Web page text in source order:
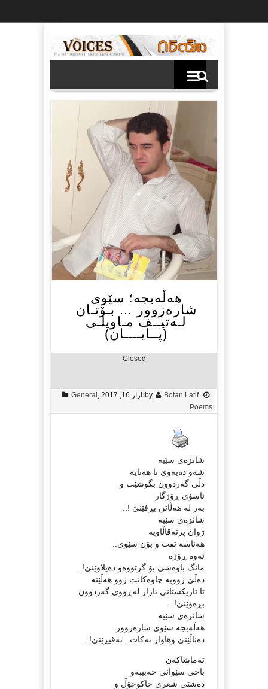
هه‌ڵه‌بجه‌؛ سێوی
شاره‌زوور … بـۆتـان
لـه‌تیــف مـاویلـی
(پــایــــان)
Closed
by Botan Latif ئازار 16, 2017 General
Poems
شانزه‌ی سێیه‌
شه‌و ده‌یه‌وێ تا هه‌تایه‌
دڵی گه‌ردوون بگوشێت و
ئاسۆی ڕۆژگار
به‌ر له‌ هه‌ڵاتن بڕفێنێ !..
شانزه‌ی سێیه
ژوان پرته‌قاڵاویه‌
هه‌ناسه‌ تفت و بۆن سێوی..
ئه‌وه‌ ڕۆژه‌
مانگ باوه‌شی بۆ گرتووه‌و ده‌یلاوێنێ!..
ده‌ڵێ زووبه‌ چاوه‌کانت زوو هه‌ڵێنه‌
تا تاریکستانی ئازار له‌ڕووی گه‌ردوون
بڕه‌وێنێ!..
شانزه‌ی سێیه‌
هه‌ڵه‌بجه‌ سێوی شاره‌زوور
ده‌ناڵێنێ وهاوار ئه‌کات.. ئه‌قیڕێنێ!..
ته‌ماشاکه‌ن
باخی سێوانی حه‌بیبه‌و
ده‌شتی شعری خاکوخۆڵ و